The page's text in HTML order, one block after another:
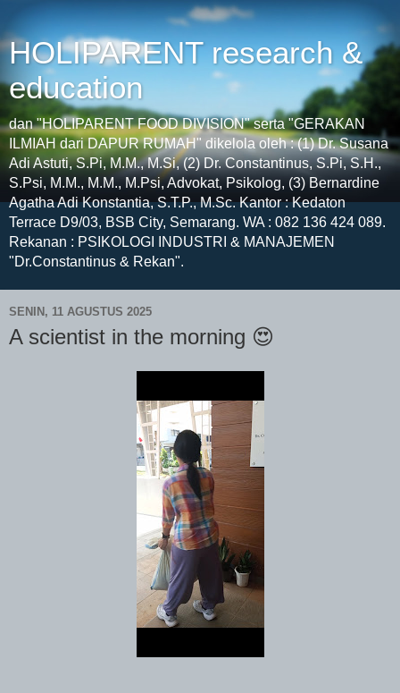
HOLIPARENT research &
education
dan "HOLIPARENT FOOD DIVISION" serta "GERAKAN
ILMIAH dari DAPUR RUMAH" dikelola oleh : (1) Dr. Susana
Adi Astuti, S.Pi, M.M., M.Si, (2) Dr. Constantinus, S.Pi, S.H.,
S.Psi, M.M., M.M., M.Psi, Advokat, Psikolog, (3) Bernardine
Agatha Adi Konstantia, S.T.P., M.Sc. Kantor : Kedaton
Terrace D9/03, BSB City, Semarang. WA : 082 136 424 089.
Rekanan : PSIKOLOGI INDUSTRI & MANAJEMEN
"Dr.Constantinus & Rekan".
SENIN, 11 AGUSTUS 2025
A scientist in the morning 😍